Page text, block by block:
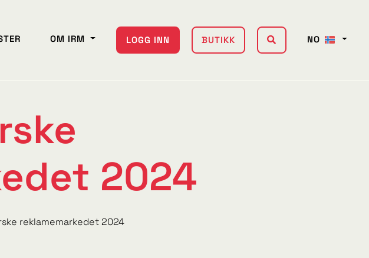
OM IRM LOGG INN BUTIKK NO
2024
reklamemarkedet 2024